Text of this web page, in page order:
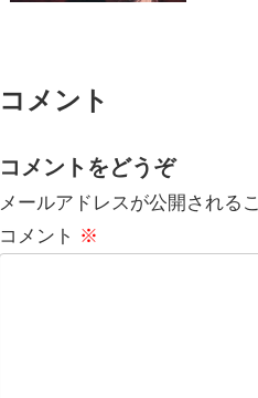
コメント
コメントをどうぞ
メールアドレスが公開される
コメント ※